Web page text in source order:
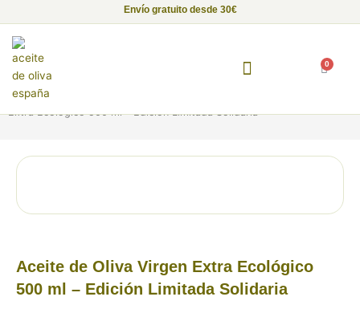
al
contenido
0
Carrito
Envío gratuito desde 30€
Inicio/Aceite de Oliva Virgen Extra Ecológico
Extra Ecológico 500 ml – Edición Limitada Solidaria
Aceite de Oliva Virgen Extra Ecológico
500 ml – Edición Limitada Solidaria